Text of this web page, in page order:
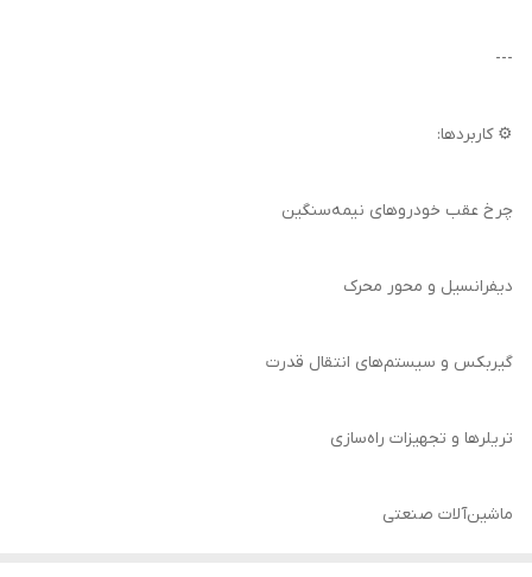
---
⚙️ کاربردها:
چرخ عقب خودروهای نیمه‌سنگین
دیفرانسیل و محور محرک
گیربکس و سیستم‌های انتقال قدرت
تریلرها و تجهیزات راه‌سازی
ماشین‌آلات صنعتی